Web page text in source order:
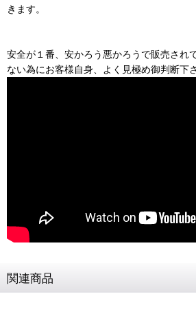
きます。
安全が１番、安かろう悪かろうで販売され
ない為にお客様自身、よく見極め御判断下さ
関連商品